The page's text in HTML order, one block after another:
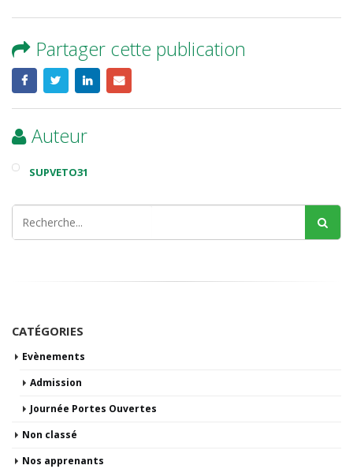
Partager cette publication
Auteur
SUPVETO31
CATÉGORIES
Evènements
Admission
Journée Portes Ouvertes
Non classé
Nos apprenants